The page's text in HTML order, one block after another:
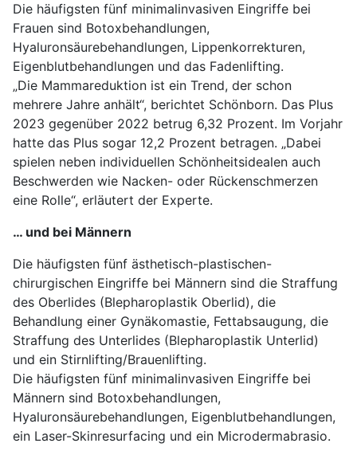
Die häufigsten fünf minimalinvasiven Eingriffe bei
Frauen sind Botoxbehandlungen,
Hyaluronsäurebehandlungen, Lippenkorrekturen,
Eigenblutbehandlungen und das Fadenlifting.
„Die Mammareduktion ist ein Trend, der schon
mehrere Jahre anhält“, berichtet Schönborn. Das Plus
2023 gegenüber 2022 betrug 6,32 Prozent. Im Vorjahr
hatte das Plus sogar 12,2 Prozent betragen. „Dabei
spielen neben individuellen Schönheitsidealen auch
Beschwerden wie Nacken- oder Rückenschmerzen
eine Rolle“, erläutert der Experte.
… und bei Männern
Die häufigsten fünf ästhetisch-plastischen-
chirurgischen Eingriffe bei Männern sind die Straffung
des Oberlides (Blepharoplastik Oberlid), die
Behandlung einer Gynäkomastie, Fettabsaugung, die
Straffung des Unterlides (Blepharoplastik Unterlid)
und ein Stirnlifting/Brauenlifting.
Die häufigsten fünf minimalinvasiven Eingriffe bei
Männern sind Botoxbehandlungen,
Hyaluronsäurebehandlungen, Eigenblutbehandlungen,
ein Laser-Skinresurfacing und ein Microdermabrasio.